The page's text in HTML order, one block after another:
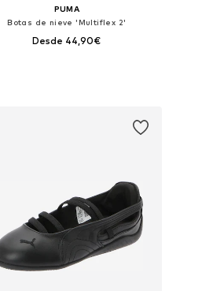
PUMA
Botas de nieve 'Multiflex 2'
Desde 44,90€